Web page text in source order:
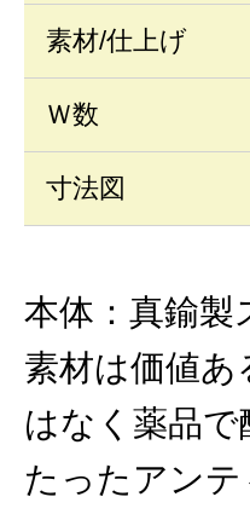
素材/仕上げ
Ｗ数
寸法図
本体：真鍮製
素材は価値
はなく薬品
たったアン